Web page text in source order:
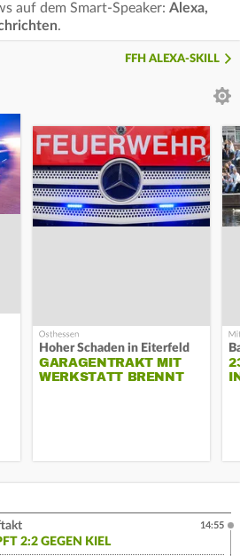
auf dem Smart-Speaker: Alexa,
.
FFH ALEXA-SKILL
Hoher Schaden in Eiterfeld
GARAGENTRAKT MIT
WERKSTATT BRENNT
2:2 GEGEN KIEL
14:55